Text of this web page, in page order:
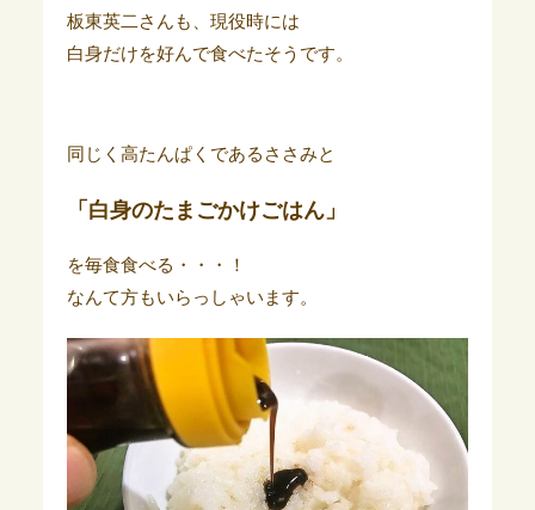
板東英二さんも、現役時には
白身だけを好んで食べたそうです。
同じく高たんぱくであるささみと
「白身のたまごかけごはん」
を毎食食べる・・・！
なんて方もいらっしゃいます。